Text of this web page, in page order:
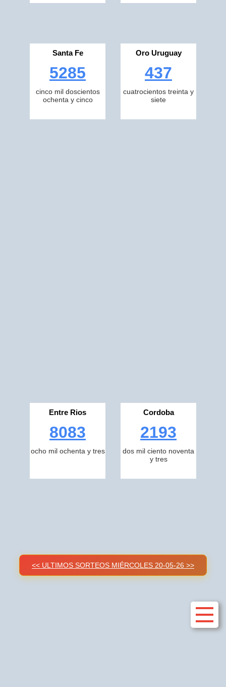
Santa Fe
5285
cinco mil doscientos
ochenta y cinco
Oro Uruguay
437
cuatrocientos treinta y
siete
Entre Rios
8083
ocho mil ochenta y tres
Cordoba
2193
dos mil ciento noventa
y tres
<< ULTIMOS SORTEOS MIÉRCOLES 20-05-26 >>